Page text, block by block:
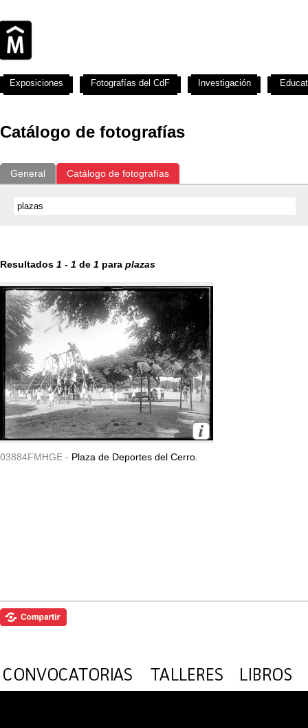
Catálogo de fotografías
General Catálogo de fotografías
Resultados 1 - 1 de 1 para plazas
03884FMHGE - Plaza de Deportes del Cerro.
Exposiciones Fotografías del CdF Investigación